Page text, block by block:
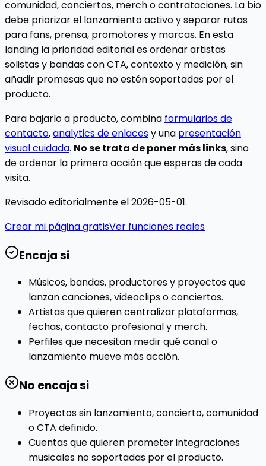
comunidad, conciertos, merch o contrataciones. La bio
debe priorizar el lanzamiento activo y separar rutas
para fans, prensa, promotores y marcas. En esta
landing la prioridad editorial es ordenar artistas
solistas y bandas con CTA, contexto y medición, sin
añadir promesas que no estén soportadas por el
producto.
Para bajarlo a producto, combina formularios de
contacto,analytics de enlacesy una presentación
visual cuidada. No se trata de poner más links, sino
de ordenar la primera acción que esperas de cada
visita.
Revisado editorialmente el2026-05-01.
Crear mi página gratisVer funciones reales
Encaja si
Músicos, bandas, productores y proyectos que
lanzan canciones, videoclips o conciertos.
Artistas que quieren centralizar plataformas,
fechas, contacto profesional y merch.
Perfiles que necesitan medir qué canal o
lanzamiento mueve más acción.
No encaja si
Proyectos sin lanzamiento, concierto, comunidad
o CTA definido.
Cuentas que quieren prometer integraciones
musicales no soportadas por el producto.